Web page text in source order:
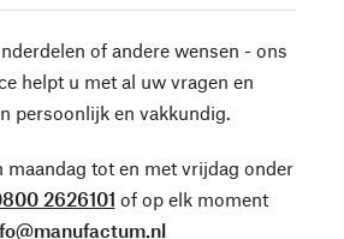
of andere wensen - ons
helpt u met al uw vragen en
persoonlijk en vakkundig.
maandag tot en met vrijdag onder
2626101 of op elk moment